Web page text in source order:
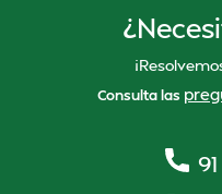
Consulta las